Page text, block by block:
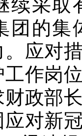
采取
团的集
应对
作岗
政部
应对新